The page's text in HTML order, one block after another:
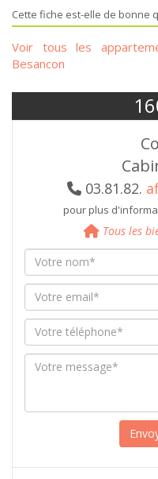
Cette fiche est-elle de bonne
Voir tous les
Besancon
03.81.82.
pour plus
Tous les